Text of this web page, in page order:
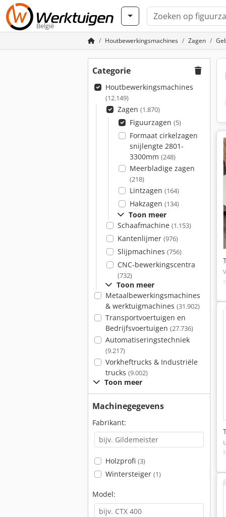
België
Houtbewerkingsmachines Zagen
Categorie
Houtbewerkingsmachines
(12.149)
Zagen (1.870)
Figuurzagen (5)
Formaat cirkelzagen
snijlengte 2801-
3300mm (248)
Meerbladige zagen
(218)
Lintzagen (164)
Hakzagen (134)
Toon meer
Schaafmachine (1.153)
Kantenlijmer (976)
Slijpmachines (756)
CNC-bewerkingscentra
(732)
Toon meer
Metaalbewerkingsmachines
& werktuigmachines (31.902)
Transportvoertuigen en
Bedrijfsvoertuigen (27.736)
Automatiseringstechniek
(9.217)
Vorkheftrucks & Industriële
trucks (9.002)
Toon meer
Machinegegevens
Fabrikant:
Holzprofi (3)
Wintersteiger (1)
Model: